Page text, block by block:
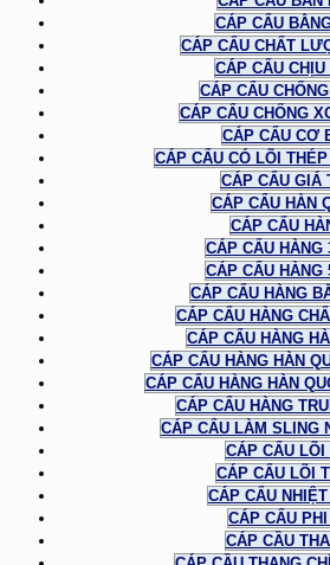
CÁP CẨU
CÁP CẨU CHẤT
CÁP CẨU
CÁP CẨU
CÁP CẨU CHỐNG
CÁP CẨU CƠ
CÁP CẨU CÓ LÕI
CÁP CẨU GIÁ
CÁP CẨU HÀN
CÁP CẨU
CÁP CẨU HÀNG
CÁP CẨU HÀNG
CÁP CẨU HÀNG
CÁP CẨU HÀNG
CÁP CẨU HÀNG
CÁP CẨU HÀNG HÀN
CÁP CẨU HÀNG HÀN
CÁP CẨU HÀNG
CÁP CẨU LÀM SLING
CÁP CẨU LÕI
CÁP CẨU LÕI
CÁP CẨU
CÁP CẨU
CÁP CẦU